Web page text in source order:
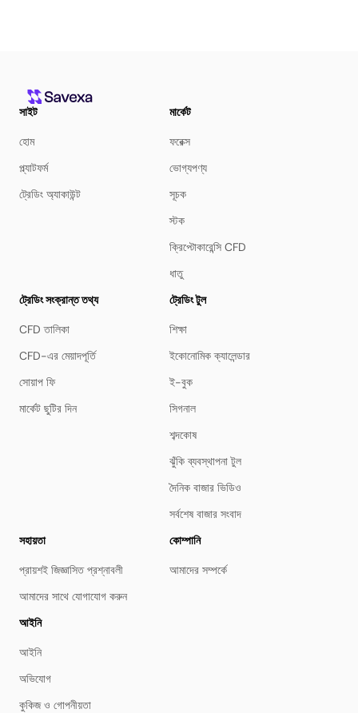
সাইট
হোম
প্ল্যাটফর্ম
ট্রেডিং অ্যাকাউন্ট
মার্কেট
ফরেক্স
ভোগ্যপণ্য
সূচক
স্টক
ক্রিপ্টোকারেন্সি CFD
ধাতু
ট্রেডিং সংক্রান্ত তথ্য
CFD তালিকা
CFD-এর মেয়াদপূর্তি
সোয়াপ ফি
মার্কেট ছুটির দিন
ট্রেডিং টুল
শিক্ষা
ইকোনোমিক ক্যালেন্ডার
ই-বুক
সিগনাল
শব্দকোষ
ঝুঁকি ব্যবস্থাপনা টুল
দৈনিক বাজার ভিডিও
সর্বশেষ বাজার সংবাদ
সহায়তা
প্রায়শই জিজ্ঞাসিত প্রশ্নাবলী
আমাদের সাথে যোগাযোগ করুন
কোম্পানি
আমাদের সম্পর্কে
আইনি
আইনি
অভিযোগ
কুকিজ ও গোপনীয়তা